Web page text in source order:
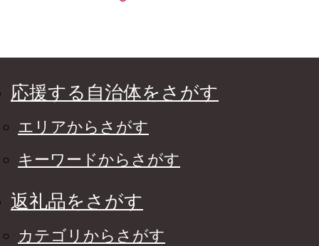
応援する自治体をさがす
エリアからさがす
キーワードからさがす
返礼品をさがす
カテゴリからさがす